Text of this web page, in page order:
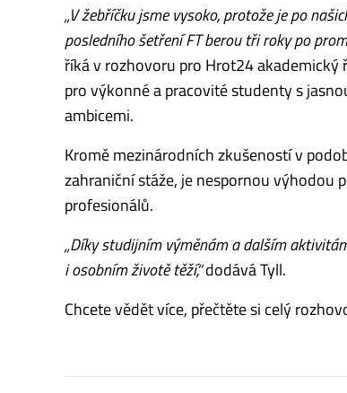
„V žebříčku jsme vysoko, protože je po
posledního šetření FT berou tři roky po
říká v rozhovoru pro Hrot24 akademický
pro výkonné a pracovité studenty s
ambicemi.
Kromě mezinárodních zkušenostív
zahraniční stáže, je nespornou výhodou
profesionálů.
„Díky studijním výměnám a dalším
i osobním životě těží,“dodává Tyll.
Chcete vědět více, přečtěte si celý